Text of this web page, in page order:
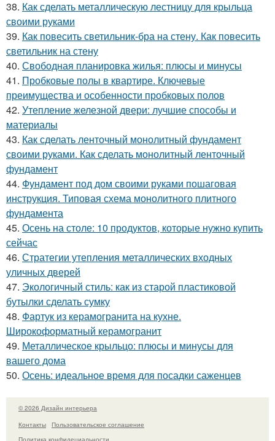
38. Как сделать металлическую лестницу для крыльца
своими руками
39. Как повесить светильник-бра на стену. Как повесить
светильник на стену
40. Свободная планировка жилья: плюсы и минусы
41. Пробковые полы в квартире. Ключевые
преимущества и особенности пробковых полов
42. Утепление железной двери: лучшие способы и
материалы
43. Как сделать ленточный монолитный фундамент
своими руками. Как сделать монолитный ленточный
фундамент
44. Фундамент под дом своими руками пошаговая
инструкция. Типовая схема монолитного плитного
фундамента
45. Осень на столе: 10 продуктов, которые нужно купить
сейчас
46. Стратегии утепления металлических входных
уличных дверей
47. Экологичный стиль: как из старой пластиковой
бутылки сделать сумку
48. Фартук из керамогранита на кухне.
Широкоформатный керамогранит
49. Металлическое крыльцо: плюсы и минусы для
вашего дома
50. Осень: идеальное время для посадки саженцев
© 2026 Дизайн интерьера
Контакты
Пользовательское соглашение
Политика конфидециальности